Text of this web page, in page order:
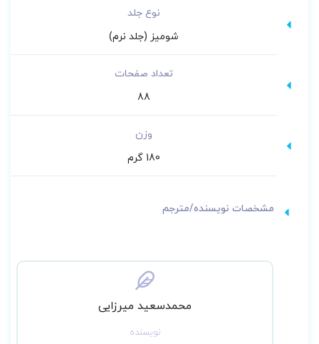
نوع جلد
شومیز (جلد نرم)
تعداد صفحات
88
وزن
180 گرم
مشخصات نویسنده/مترجم
محمد‌سعید میرزایی
نویسنده